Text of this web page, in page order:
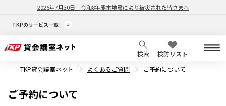
2026年7月30日 令和8年熊本地震により被災された皆さまへ
TKPのサービス一覧
検索
検討リスト
TKP貸会議室ネット
よくあるご質問 ご予約について
ご予約について